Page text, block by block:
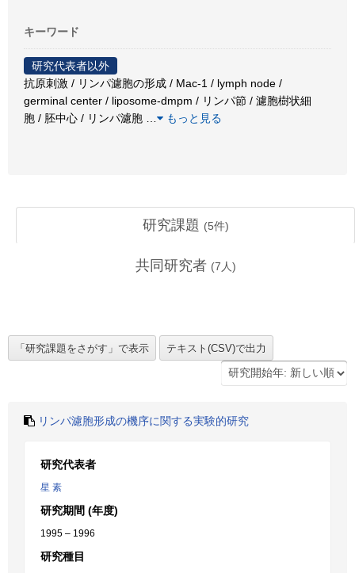
キーワード
研究代表者以外
抗原刺激 / リンパ濾胞の形成 / Mac-1 / lymph node /
germinal center / liposome-dmpm / リンパ節 / 濾胞樹状細
胞 / 胚中心 / リンパ濾胞
もっと見る
研究課題 (5件)
共同研究者 (7 人)
リンパ濾胞形成の機序に関する実験的研究
研究代表者
星 素
研究期間 (年度)
1995 – 1996
研究種目